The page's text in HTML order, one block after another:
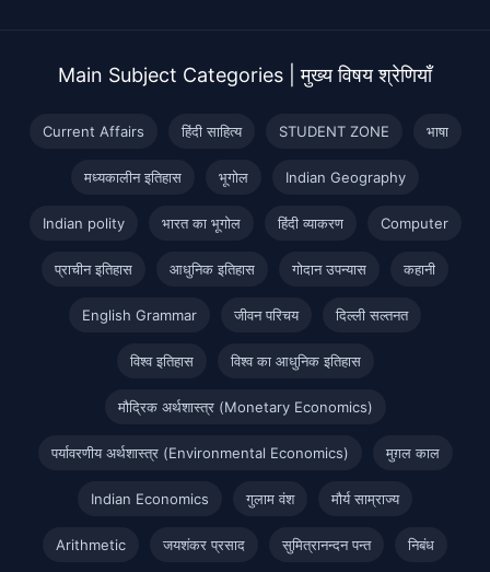
Main Subject Categories | मुख्य विषय श्रेणियाँ
Current Affairs हिंदी साहित्य STUDENT ZONE भाषा
मध्यकालीन इतिहास भूगोल Indian Geography
Indian polity भारत का भूगोल हिंदी व्याकरण Computer
प्राचीन इतिहास आधुनिक इतिहास गोदान उपन्यास कहानी
English Grammar जीवन परिचय दिल्ली सल्तनत
विश्व इतिहास विश्व का आधुनिक इतिहास
मौद्रिक अर्थशास्त्र (Monetary Economics)
पर्यावरणीय अर्थशास्त्र (Environmental Economics) मुग़ल काल
Indian Economics गुलाम वंश मौर्य साम्राज्य
Arithmetic जयशंकर प्रसाद सुमित्रानन्दन पन्त निबंध